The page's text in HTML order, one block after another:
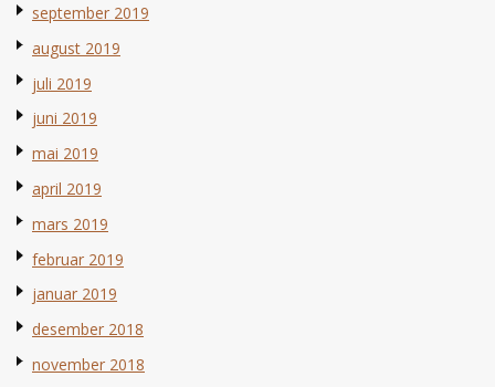
september 2019
august 2019
juli 2019
juni 2019
mai 2019
april 2019
mars 2019
februar 2019
januar 2019
desember 2018
november 2018